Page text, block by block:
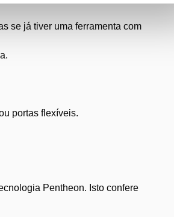
se já tiver uma ferramenta com
portas flexíveis.
Pentheon. Isto confere